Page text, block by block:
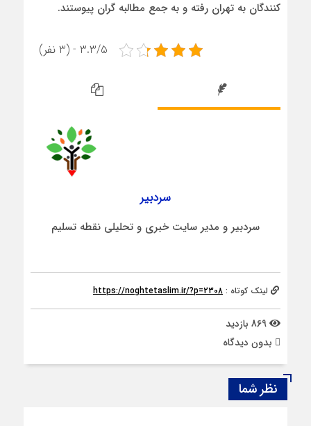
کنندگان به تهران رفته و به جمع مطالبه گران پیوستند.
3.3/5 - (3 نفر)
سردبیر
سردبیر و مدیر سایت خبری و تحلیلی نقطه تسلیم
لینک کوتاه : https://noghtetaslim.ir/?p=2308
بدون دیدگاه
نظر شما